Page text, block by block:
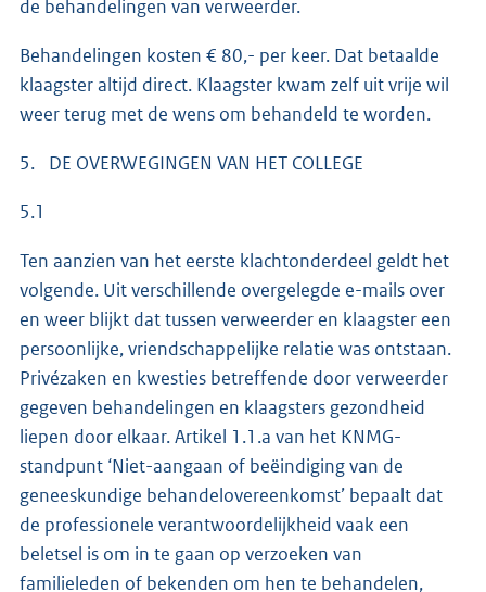
de behandelingen van verweerder.
Behandelingen kosten € 80,- per keer. Dat betaalde
klaagster altijd direct. Klaagster kwam zelf uit vrije wil
weer terug met de wens om behandeld te worden.
5. DE OVERWEGINGEN VAN HET COLLEGE
5.1
Ten aanzien van het eerste klachtonderdeel geldt het
volgende. Uit verschillende overgelegde e-mails over
en weer blijkt dat tussen verweerder en klaagster een
persoonlijke, vriendschappelijke relatie was ontstaan.
Privézaken en kwesties betreffende door verweerder
gegeven behandelingen en klaagsters gezondheid
liepen door elkaar. Artikel 1.1.a van het KNMG-
standpunt ‘Niet-aangaan of beëindiging van de
geneeskundige behandelovereenkomst’ bepaalt dat
de professionele verantwoordelijkheid vaak een
beletsel is om in te gaan op verzoeken van
familieleden of bekenden om hen te behandelen,